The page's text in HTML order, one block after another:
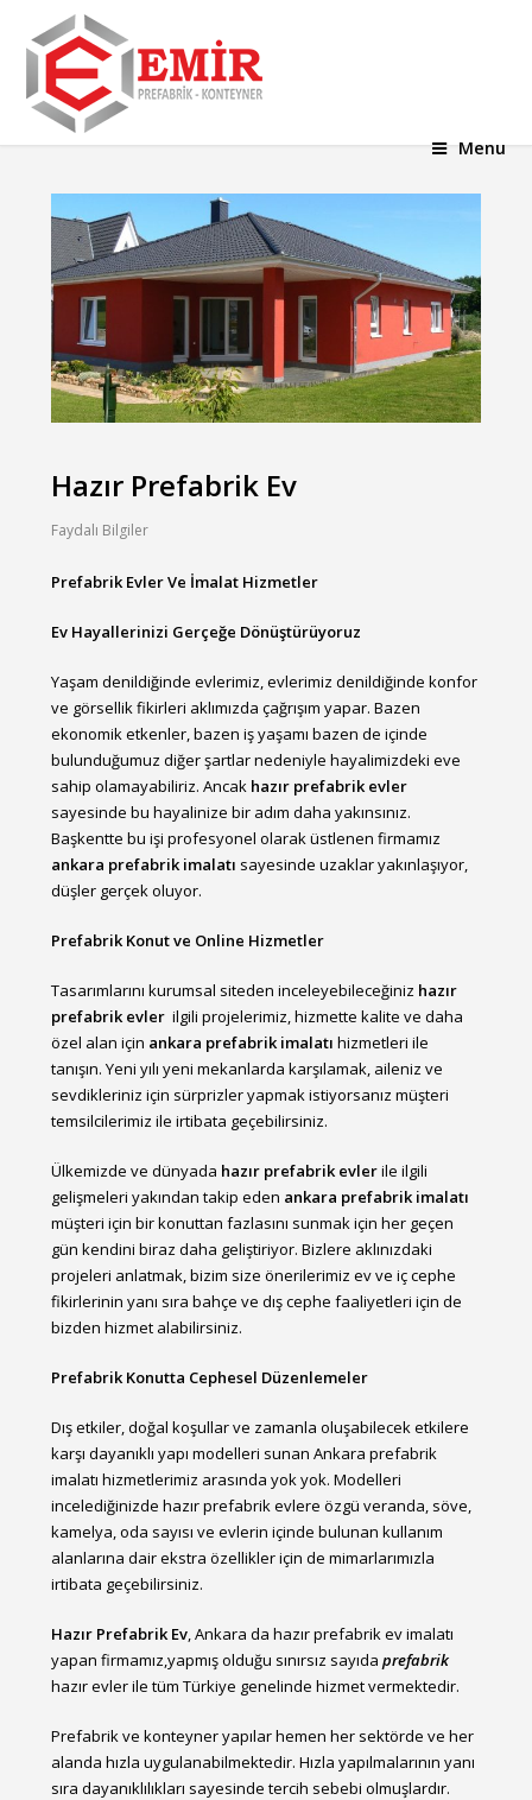
Menu
Hazır Prefabrik Ev
Faydalı Bilgiler
Prefabrik Evler Ve İmalat Hizmetler
Ev Hayallerinizi Gerçeğe Dönüştürüyoruz
Yaşam denildiğinde evlerimiz, evlerimiz denildiğinde konfor
ve görsellik fikirleri aklımızda çağrışım yapar. Bazen
ekonomik etkenler, bazen iş yaşamı bazen de içinde
bulunduğumuz diğer şartlar nedeniyle hayalimizdeki eve
sahip olamayabiliriz. Ancak hazır prefabrik evler
sayesinde bu hayalinize bir adım daha yakınsınız.
Başkentte bu işi profesyonel olarak üstlenen firmamız
ankara prefabrik imalatı sayesinde uzaklar yakınlaşıyor,
düşler gerçek oluyor.
Prefabrik Konut ve Online Hizmetler
Tasarımlarını kurumsal siteden inceleyebileceğiniz hazır
prefabrik evler ilgili projelerimiz, hizmette kalite ve daha
özel alan için ankara prefabrik imalatı hizmetleri ile
tanışın. Yeni yılı yeni mekanlarda karşılamak, aileniz ve
sevdikleriniz için sürprizler yapmak istiyorsanız müşteri
temsilcilerimiz ile irtibata geçebilirsiniz.
Ülkemizde ve dünyada hazır prefabrik evlerile ilgili
gelişmeleri yakından takip eden ankara prefabrik imalatı
müşteri için bir konuttan fazlasını sunmak için her geçen
gün kendini biraz daha geliştiriyor. Bizlere aklınızdaki
projeleri anlatmak, bizim size önerilerimiz ev ve iç cephe
fikirlerinin yanı sıra bahçe ve dış cephe faaliyetleri için de
bizden hizmet alabilirsiniz.
Prefabrik Konutta Cephesel Düzenlemeler
Dış etkiler, doğal koşullar ve zamanla oluşabilecek etkilere
karşı dayanıklı yapı modelleri sunan Ankara prefabrik
imalatı hizmetlerimiz arasında yok yok. Modelleri
incelediğinizde hazır prefabrik evlere özgü veranda, söve,
kamelya, oda sayısı ve evlerin içinde bulunan kullanım
alanlarına dair ekstra özellikler için de mimarlarımızla
irtibata geçebilirsiniz.
Hazır Prefabrik Ev, Ankara da hazır prefabrik ev imalatı
yapan firmamız,yapmış olduğu sınırsız sayıda prefabrik
hazır evler ile tüm Türkiye genelinde hizmet vermektedir.
Prefabrik ve konteyner yapılar hemen her sektörde ve her
alanda hızla uygulanabilmektedir. Hızla yapılmalarının yanı
sıra dayanıklılıkları sayesinde tercih sebebi olmuşlardır.